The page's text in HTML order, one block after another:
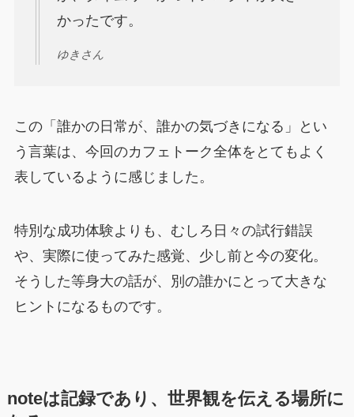
かったです。
ゆきさん
この「誰かの日常が、誰かの気づきになる」とい
う言葉は、今回のカフェトーク全体をとてもよく
表しているように感じました。
特別な成功体験よりも、むしろ日々の試行錯誤
や、実際に使ってみた感覚、少し前と今の変化。
そうした等身大の話が、別の誰かにとって大きな
ヒントになるものです。
noteは記録であり、世界観を伝える場所に